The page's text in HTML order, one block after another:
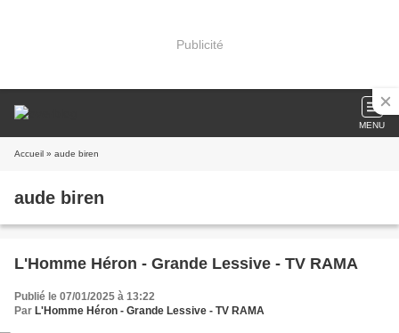
Publicité
MENU
Accueil » aude biren
aude biren
L'Homme Héron - Grande Lessive - TV RAMA
Publié le 07/01/2025 à 13:22
Par L'Homme Héron - Grande Lessive - TV RAMA